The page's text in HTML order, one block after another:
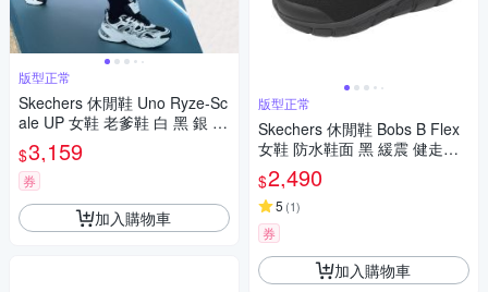
版型正常
Skechers 休閒鞋 Uno Ryze-Sc
ale UP 女鞋 老爹鞋 白 黑 銀 復
古 氣墊 舒華著用款 無小卡 177
606WBK
$3,159
券
加入購物車
版型正常
Skechers 休閒鞋 Bobs B Flex
女鞋 防水鞋面 黑 緩震 健走鞋
運動鞋 117351BBK
$2,490
5 (1)
券
加入購物車